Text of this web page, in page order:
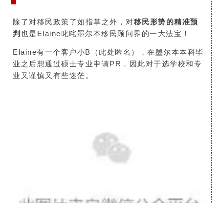
除了对移民政策了如指掌之外，对移民形势的精准预
判 也是Elaine叱咤墨尔本移民顾问界的一大法宝！
Elaine有一个客户小B（此处匿名），在墨尔本本科毕
业之后想通过硕士专业申请PR，因此对于选学校和专
业又谨慎又有些迷茫。